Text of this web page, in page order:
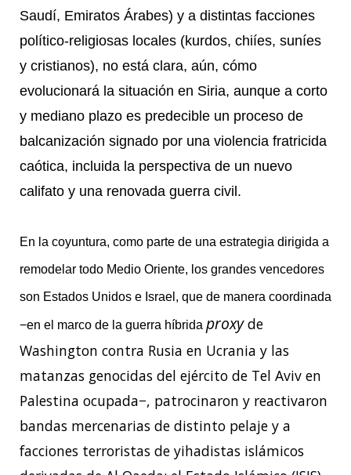
Saudí, Emiratos Árabes) y a distintas facciones
político-religiosas locales (kurdos, chiíes, suníes
y cristianos), no está clara, aún, cómo
evolucionará la situación en Siria, aunque a corto
y mediano plazo es predecible un proceso de
balcanización signado por una violencia fratricida
caótica, incluida la perspectiva de un nuevo
califato y una renovada guerra civil.
En la coyuntura, como parte de una estrategia dirigida a
remodelar todo Medio Oriente, los grandes vencedores
son Estados Unidos e Israel, que de manera coordinada
−en el marco de la guerra híbrida proxyde
Washington contra Rusia en Ucrania y las
matanzas genocidas del ejército de Tel Aviv en
Palestina ocupada−, patrocinaron y reactivaron
bandas mercenarias de distinto pelaje y a
facciones terroristas de yihadistas islámicos